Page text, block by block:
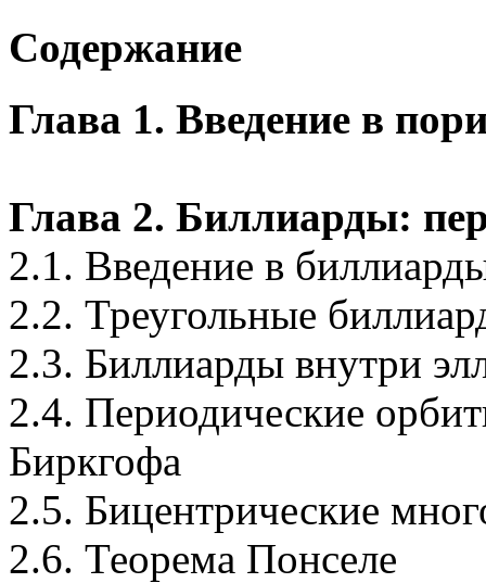
Содержание
Глава 1. Введение в
Глава 2. Биллиарды:
2.1. Введение в
2.2. Треугольные
2.3. Биллиарды внутри
2.4. Периодические
Биркгофа
2.5. Бицентрические
2.6. Теорема Понселе